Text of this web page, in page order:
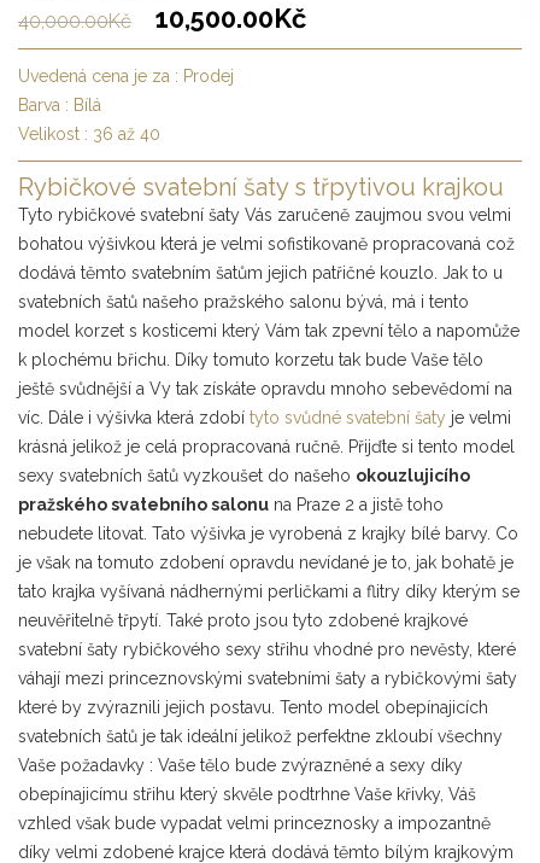
40,000.00Kč 10,500.00Kč
Uvedená cena je za : Prodej
Barva : Bílá
Velikost : 36 až 40
Rybičkové svatební šaty s třpytivou krajkou
Tyto rybičkové svatební šaty Vás zaručeně zaujmou svou velmi
bohatou výšivkou která je velmi sofistikovaně propracovaná což
dodává těmto svatebním šatům jejich patřičné kouzlo. Jak to u
svatebních šatů našeho pražského salonu bývá, má i tento
model korzet s kosticemi který Vám tak zpevní tělo a napomůže
k plochému břichu. Díky tomuto korzetu tak bude Vaše tělo
ještě svůdnější a Vy tak získáte opravdu mnoho sebevědomí na
víc. Dále i výšivka která zdobí tyto svůdné svatební šaty je velmi
krásná jelikož je celá propracovaná ručně. Přijďte si tento model
sexy svatebních šatů vyzkoušet do našeho okouzlujicího
pražského svatebního salonu na Praze 2 a jistě toho
nebudete litovat. Tato výšivka je vyrobená z krajky bílé barvy. Co
je však na tomuto zdobení opravdu nevídané je to, jak bohatě je
tato krajka vyšívaná nádhernými perličkami a flitry díky kterým se
neuvěřitelně třpytí. Také proto jsou tyto zdobené krajkové
svatební šaty rybičkového sexy střihu vhodné pro nevěsty, které
váhají mezi princeznovskými svatebními šaty a rybičkovými šaty
které by zvýraznili jejich postavu. Tento model obepínajicích
svatebních šatů je tak ideální jelikož perfektne zkloubí všechny
Vaše požadavky : Vaše tělo bude zvýrazněné a sexy díky
obepínajicímu střihu který skvěle podtrhne Vaše křivky, Váš
vzhled však bude vypadat velmi princeznosky a impozantně
díky velmi zdobené krajce která dodává těmto bílým krajkovým